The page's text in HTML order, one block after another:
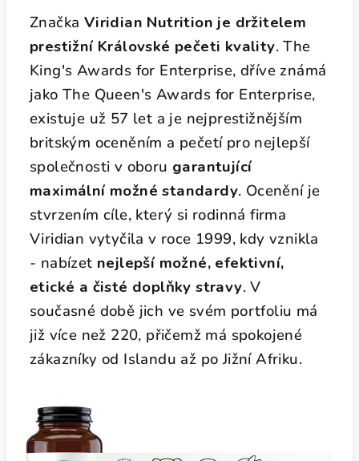
Značka Viridian Nutrition je držitelem
prestižní Královské pečeti kvality. The
King's Awards for Enterprise, dříve známá
jako The Queen's Awards for Enterprise,
existuje už 57 let a je nejprestižnějším
britským oceněním a pečetí pro nejlepší
společnosti v oboru garantující
maximální možné standardy. Ocenění je
stvrzením cíle, který si rodinná firma
Viridian vytyčila v roce 1999, kdy vznikla
- nabízet nejlepší možné, efektivní,
etické a čisté doplňky stravy. V
současné době jich ve svém portfoliu má
již více než 220, přičemž má spokojené
zákazníky od Islandu až po Jižní Afriku.